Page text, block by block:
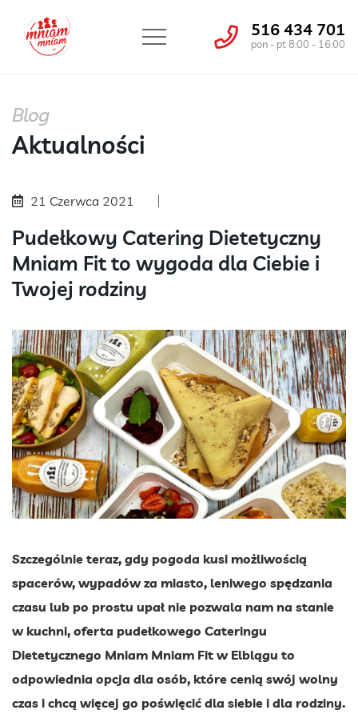
516 434 701
pon - pt 8:00 - 16:00
Blog
Aktualności
21 Czerwca 2021
Pudełkowy Catering Dietetyczny
Mniam Fit to wygoda dla Ciebie i
Twojej rodziny
Szczególnie teraz, gdy pogoda kusi możliwością
spacerów, wypadów za miasto, leniwego spędzania
czasu lub po prostu upał nie pozwala nam na stanie
w kuchni, oferta pudełkowego Cateringu
Dietetycznego Mniam Mniam Fit w Elblągu to
odpowiednia opcja dla osób, które cenią swój wolny
czas i chcą więcej go poświęcić dla siebie i dla rodziny.